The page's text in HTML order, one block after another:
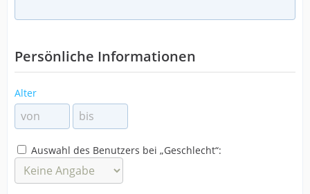
Persönliche Informationen
Alter
Auswahl des Benutzers bei „Geschlecht“: